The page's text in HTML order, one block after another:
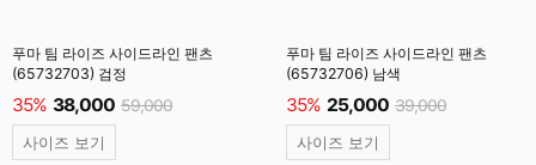
푸마 팀 라이즈 사이드라인 팬츠
(65732703) 검정
35% 38,000 59,000
사이즈 보기
푸마 팀 라이즈 사이드라인 팬츠
(65732706) 남색
35% 25,000 39,000
사이즈 보기